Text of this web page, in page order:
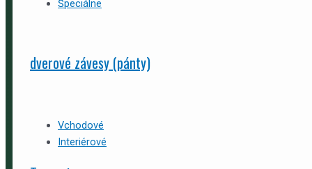
Špeciálne
dverové závesy (pánty)
Vchodové
Interiérové